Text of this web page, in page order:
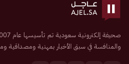
والمنافسة في سبق الأخبار بمهنية ومصداقية